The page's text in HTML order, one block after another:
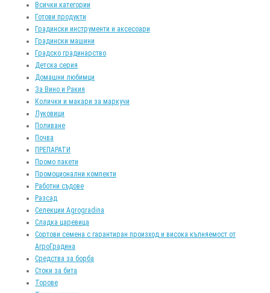
Всички категории
Готови продукти
Градински инструменти и аксесоари
Градински машини
Градско градинарство
Детска серия
Домашни любимци
За Вино и Ракия
Колички и макари за маркучи
Луковици
Поливане
Почва
ПРЕПАРАТИ
Промо пакети
Промоционални компекти
Работни съдове
Разсад
Селекции Agrogradina
Сладка царевица
Сортови семена с гарантиран произход и висока кълняемост от
АгроГрадина
Средства за борба
Стоки за бита
Торове